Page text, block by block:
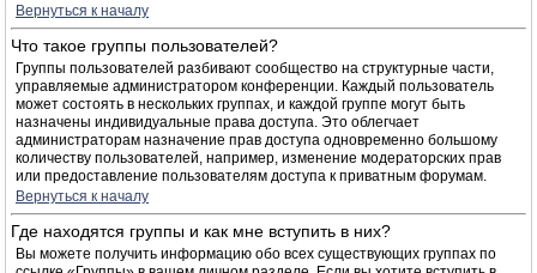
Вернуться к началу
Что такое группы пользователей?
Группы пользователей разбивают сообщество на структурные части,
управляемые администратором конференции. Каждый пользователь
может состоять в нескольких группах, и каждой группе могут быть
назначены индивидуальные права доступа. Это облегчает
администраторам назначение прав доступа одновременно большому
количеству пользователей, например, изменение модераторских прав
или предоставление пользователям доступа к приватным форумам.
Вернуться к началу
Где находятся группы и как мне вступить в них?
Вы можете получить информацию обо всех существующих группах по